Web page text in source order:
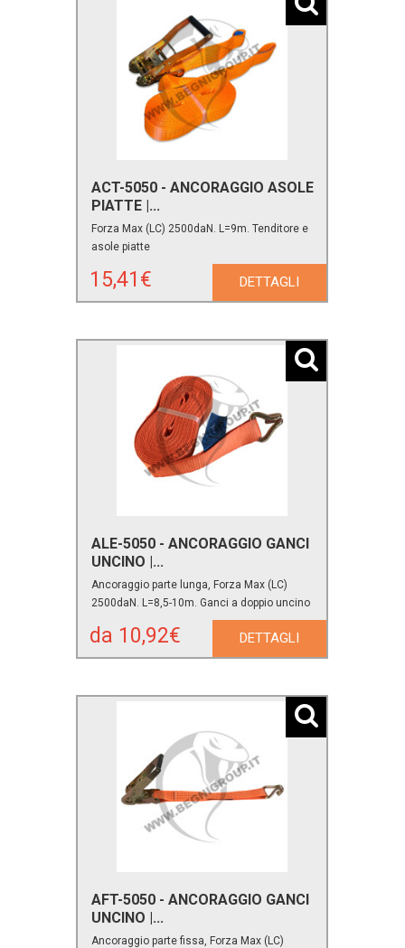
ACT-5050 - ANCORAGGIO ASOLE
PIATTE |...
Forza Max (LC) 2500daN. L=9m. Tenditore e
asole piatte
15,41€ DETTAGLI
ALE-5050 - ANCORAGGIO GANCI
UNCINO |...
Ancoraggio parte lunga, Forza Max (LC)
2500daN. L=8,5-10m. Ganci a doppio uncino
da 10,92€ DETTAGLI
AFT-5050 - ANCORAGGIO GANCI
UNCINO |...
Ancoraggio parte fissa, Forza Max (LC)